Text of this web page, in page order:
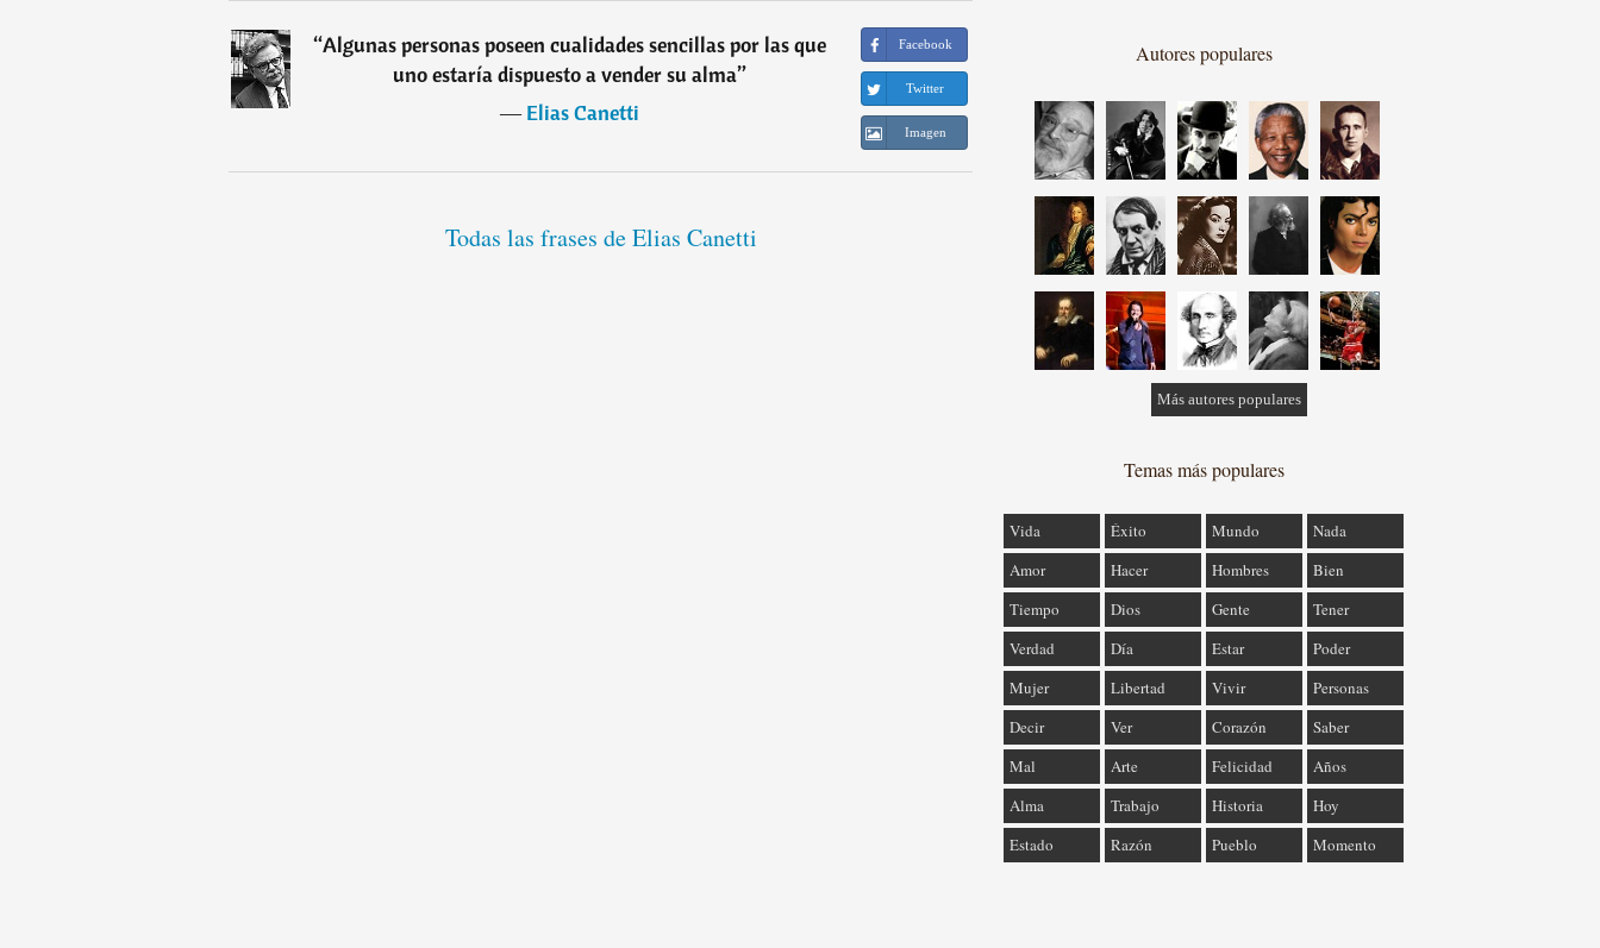
“Algunas personas poseen cualidades sencillas por las que
uno estaría dispuesto a vender su alma”
―Elias Canetti
Facebook
Twitter
Imagen
Todas las frases de Elias Canetti
Autores populares
Más autores populares
Temas más populares
Vida Éxito Mundo
Nada
Amor
Hacer Hombres
Bien
Tiempo
Dios Gente
Tener
Verdad
Día Estar
Poder
Mujer
Libertad Vivir
Personas
Decir
Ver Corazón
Saber
Mal
Arte Felicidad
Años
Alma
Trabajo Historia
Hoy
Estado
Razón Pueblo Momento